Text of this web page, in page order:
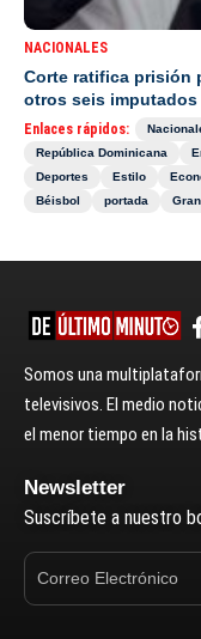
NACIONALES
Corte ratifica prisión
otros seis imputados
Enlaces rápidos:
República Dominicana
Deportes
Estilo
Béisbol
portada
Somos una
televisivos. El medio
el menor tiempo en la
Newsletter
Suscríbete a nuestro